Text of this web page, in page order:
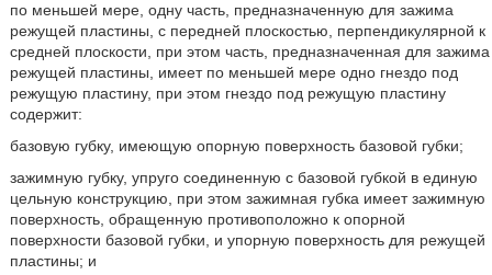
по меньшей мере, одну часть, предназначенную для зажима
режущей пластины, с передней плоскостью, перпендикулярной к
средней плоскости, при этом часть, предназначенная для зажима
режущей пластины, имеет по меньшей мере одно гнездо под
режущую пластину, при этом гнездо под режущую пластину
содержит:
базовую губку, имеющую опорную поверхность базовой губки;
зажимную губку, упруго соединенную с базовой губкой в единую
цельную конструкцию, при этом зажимная губка имеет зажимную
поверхность, обращенную противоположно к опорной
поверхности базовой губки, и упорную поверхность для режущей
пластины; и